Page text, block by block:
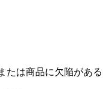
たは商品に欠陥がある